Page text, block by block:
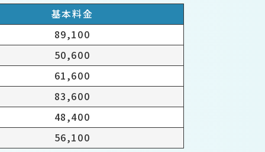
基本料金
89,100
50,600
61,600
83,600
48,400
56,100